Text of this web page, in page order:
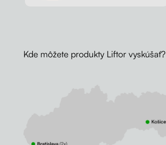
Kde môžete produkty Liftor vyskúšať?